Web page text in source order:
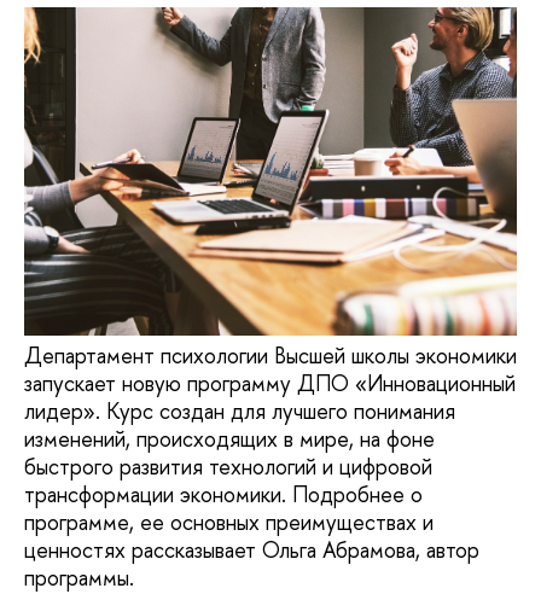
Департамент психологии Высшей школы экономики
запускает новую программу ДПО «Инновационный
лидер». Курс создан для лучшего понимания
изменений, происходящих в мире, на фоне
быстрого развития технологий и цифровой
трансформации экономики. Подробнее о
программе, ее основных преимуществах и
ценностях рассказывает Ольга Абрамова, автор
программы.